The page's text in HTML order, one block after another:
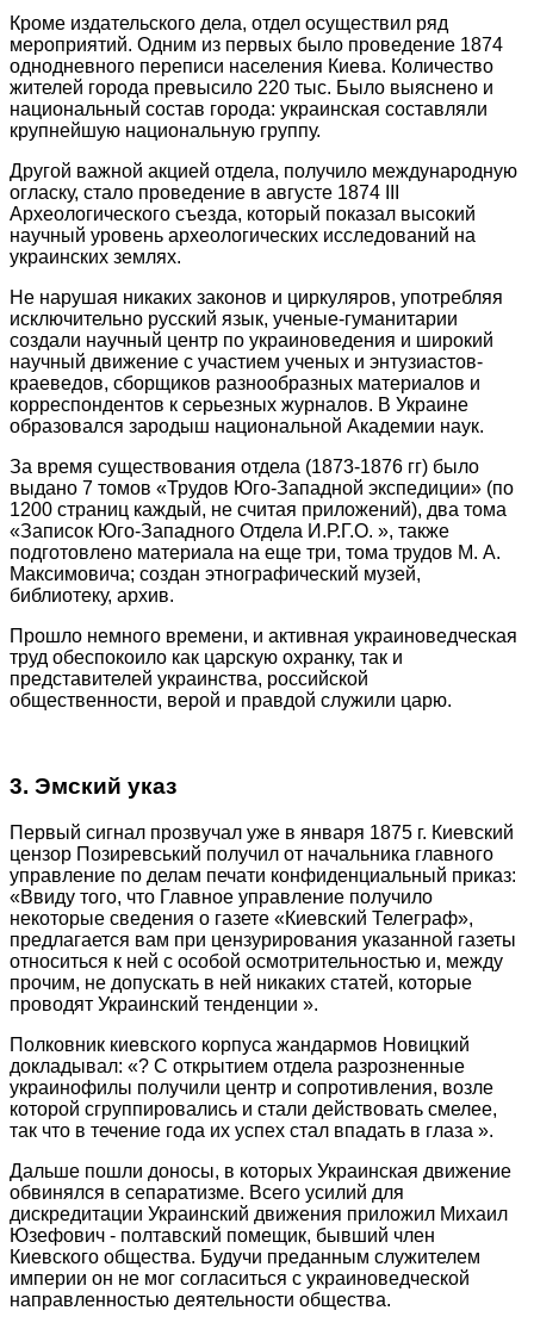
Кроме издательского дела, отдел осуществил ряд
мероприятий. Одним из первых было проведение 1874
однодневного переписи населения Киева. Количество
жителей города превысило 220 тыс. Было выяснено и
национальный состав города: украинская составляли
крупнейшую национальную группу.
Другой важной акцией отдела, получило международную
огласку, стало проведение в августе 1874 III
Археологического съезда, который показал высокий
научный уровень археологических исследований на
украинских землях.
Не нарушая никаких законов и циркуляров, употребляя
исключительно русский язык, ученые-гуманитарии
создали научный центр по украиноведения и широкий
научный движение с участием ученых и энтузиастов-
краеведов, сборщиков разнообразных материалов и
корреспондентов к серьезных журналов. В Украине
образовался зародыш национальной Академии наук.
За время существования отдела (1873-1876 гг) было
выдано 7 томов «Трудов Юго-Западной экспедиции» (по
1200 страниц каждый, не считая приложений), два тома
«Записок Юго-Западного Отдела И.Р.Г.О. », также
подготовлено материала на еще три, тома трудов М. А.
Максимовича; создан этнографический музей,
библиотеку, архив.
Прошло немного времени, и активная украиноведческая
труд обеспокоило как царскую охранку, так и
представителей украинства, российской
общественности, верой и правдой служили царю.
3. Эмский указ
Первый сигнал прозвучал уже в января 1875 г. Киевский
цензор Позиревський получил от начальника главного
управление по делам печати конфиденциальный приказ:
«Ввиду того, что Главное управление получило
некоторые сведения о газете «Киевский Телеграф»,
предлагается вам при цензурирования указанной газеты
относиться к ней с особой осмотрительностью и, между
прочим, не допускать в ней никаких статей, которые
проводят Украинский тенденции ».
Полковник киевского корпуса жандармов Новицкий
докладывал: «? С открытием отдела разрозненные
украинофилы получили центр и сопротивления, возле
которой сгруппировались и стали действовать смелее,
так что в течение года их успех стал впадать в глаза ».
Дальше пошли доносы, в которых Украинская движение
обвинялся в сепаратизме. Всего усилий для
дискредитации Украинский движения приложил Михаил
Юзефович - полтавский помещик, бывший член
Киевского общества. Будучи преданным служителем
империи он не мог согласиться с украиноведческой
направленностью деятельности общества.